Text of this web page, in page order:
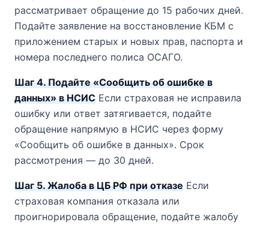
рассматривает обращение до 15 рабочих дней.
Подайте заявление на восстановление КБМ с
приложением старых и новых прав, паспорта и
номера последнего полиса ОСАГО.
Шаг 4. Подайте «Сообщить об ошибке в
данных» в НСИС Если страховая не исправила
ошибку или ответ затягивается, подайте
обращение напрямую в НСИС через форму
«Сообщить об ошибке в данных». Срок
рассмотрения — до 30 дней.
Шаг 5. Жалоба в ЦБ РФ при отказе Если
страховая компания отказала или
проигнорировала обращение, подайте жалобу